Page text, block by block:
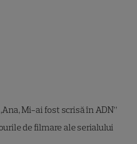
Mi-ai fost scrisă în ADN”
de filmare ale serialului